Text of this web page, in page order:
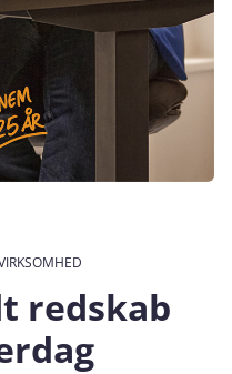
redskab